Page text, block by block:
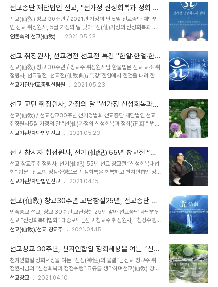
선교(仙敎)의 고유경전..
사상 #선도 #오행농법 #청정수행 #풍류도 #신선도 #선교수행선도 #
선교삼정 #선인교당 #선사상 #선문화 #선수행 #생활선도 #생활선문
화 #仙道 #仙道功法 #仙敎 #仙敎三鼎 #仙敎三正 선교 교화선
선도(仙敎敎化禪仙道) 선교 풍류이시 선가풍 선도(仙敎風流以是
仙家風仙道) _한국 선도의 본류를 찾아 2. “선교 수행 원리와 선도
선도(仙敎風流以是仙家風仙道) 선교(仙敎)는 하늘의 교화(敎..
선교종단 재단법인 선교, "선가정 신성회복과 정회 &
홍익인간의 실현" 영상교화 _ 선교 수행공동체 신단수
숲마을 "선가정 행복명상" 개최
선교(仙敎) 창교 30주년 / 2021년 가정의 달 5월 선교종단 재단법
인 선교 취정원사, 5월 가정의 달 맞아 “선(仙)가정의 신성회복과 정
회(正回)” 특강 진행 _선교경전 「선교전(仙敎典)」 ‘한알에서 한얼이
와 선교총림 선림원은 5월 15일 가정의 날을 맞아 “선(仙)가정의 신
성회복과 인류의 정회(正回)”를 주제로 선교 창교주 취정원사의 특강
을 진행했습니다. 한민족 고유종교 선교(仙敎) 교단을 창설하여 천지
인합일 정회세상 실현을 모토로 선교종단 수행공동체를 이끌어가고
있는 취정원사는 “모두가 근본으로 정회하는 가정의 달이 되기를 기원
를 잃은 인간이 신성을 회복..
언론속의 선교(仙敎) 2021.05.23
선교 취정원사, 선교경전 선교전 특강 "한알·한얼·한
올·한울"
선교(仙敎) 창교 30주년 / 창교주 취정원사님 한울법문 선교 교조 취
정원사, 선교경전 「선교전(仙敎典)」 특강“한알에서 한얼을 내려 한올
한올 생무생일체가 한울을 이루니라” 《 모든 인간이 근본적으로 가지
은 모든 인간의 근본적인 한마음이며, 생무생일체(生無生一切) 존재
의 중심(中心)이다. 인간은 일심(一心)으로 돌아갈 때, 인간이 가지
고 있는 근본적인 외로움과 불안을 극복할 수 있다. 일심으로 돌아가는
것은 신성을 회복하여 윤회(輪回)를 끝내고 정회(正回)에 도달하는
것이다. 정회란 천지인이 합일하여 진리의 근원으로 바르게 귀의하는
一) 일심정회(一心正回)이다.다시 말하여..
선교기관/선교총림선림원 2021.05.23
선교 교단 취정원사, 가정의 달 "선가정 신성회복과
정회" 법문
선교(仙敎) / 선교창교30주년 선가정법회 선교종단 재단법인 선교
취정원사5월 가정의 달 “선(仙)가정의 신성회복과 정회(正回)” 법문
한민족 고유종교 선교(仙敎) 교단을 창설하여 천지인합일 정회세상
“모두가 근본으로 정회하는 가정의 달이 되기를 기원한다. 정회란 유
리된 각자가 한마음의 가정으로 돌아가는 것이며, 뿌리를 잃은 인간이
신성을 회복하여 존재의 근원인 환인께 귀의하는 것이다. 인류와 생무
생일체의 신성회복은 가장 작고 핵심적인 공동체 선(仙)가정에서 시
작된다”고 강조하고 “선(仙)가정이 신성의 빛을 회복하는 뿌리가 되
동체로 거듭나기를 기원한다”는 메시지를 전했습..
선교기관/재단법인선교 2021.05.23
선교 창시자 취정원사, 선기(仙紀) 55년 창교절 “신
성회복대법회” 법문
선교 창교주 취정원사, 선기(仙紀) 55년 선교 창교절 “신성회복대법
회” 법문 _선교의 청정수행으로 신성회복을 회복하고 천지인합일 정
회세상 “환인시대”를 실현한다.환기(桓紀) 9218년 선기(仙紀) 55
교환인집부회가 후원하고 재단법인 선교(仙敎)가 주최, 선교 총본산
선교총림선림원(仙敎叢林仙林院)이 주관하여, 2021년 4월 14일
(음력 3월 3일) 선교 창교일을 맞아 신성회복대법회(神性回復大法
會)를 봉행했습니다. 올해 1월 1일부터 360일 천지인 정회기도(天
地人正回祈禱)를 실시하고 있는 선교종단은, 선교를 창시한 창교주
천제수인 쌀과 소금을 무료나눔으로 대중포덕 하고, ..
선교기관/재단법인선교 2021.04.15
선교(仙敎) 창교30주년 교단창설25년, 선교종단 재
단법인 선교 “신성회복대법회” 대중포덕
민족종교 선교, 창교 30주년 교단창설 25년 맞아 선교종단 재단법인
선교 “신성회복대법회” 대중포덕 _선교 창교주 취정원사, “청정수행
으로 천지인합일 정회세상을 연다” 창교절 법문 환기(桓紀) 9218년
원하고 재단법인 선교(仙敎)가 주최, 선교 총본산 선교총림선림원(仙
敎叢林仙林院)이 주관하여, 2021년 4월 14일(음력 3월 3일) 선
교 창교일을 맞아 신성회복대법회(神性回復大法會)를 봉행했습니
다. 올해 1월 1일부터 360일 천지인 정회기도(天地人正回祈禱)를
실시하고 있는 선교종단은, 선교(仙敎)를 창시한 창교주 취정원사(聚
선교(仙敎)/선교 창교주 2021.04.15
선교창교 30주년, 천지인합일 정회세상을 여는 “신성
(神性)의 물결” _ 선교 창교주 취정원사님의 “신성회
복과 청정수행” 교유를 생각하며
천지인합일 정회세상을 여는 “신성(神性)의 물결” _ 선교 창교주 취
정원사님의 “신성회복과 청정수행” 교유를 생각하며선교(仙敎) 창시
자 취정원사, “선교(仙敎)의 속신무구(俗身無垢) 청정수행(淸淨修
선교창교 2021.04.10